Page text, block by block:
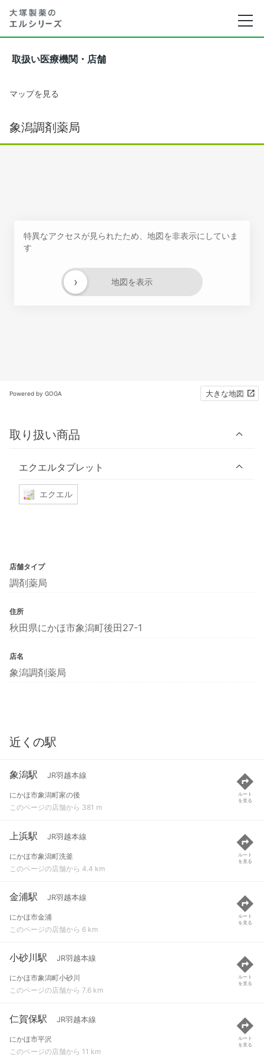
取扱い医療機関・店舗
マップを見る
象潟調剤薬局
特異なアクセスが見られたため、地図を非表示にしていま
す
地図を表示
›
Powered by GOGA 大きな地図
取り扱い商品
エクエルタブレット
エクエル
店舗タイプ
調剤薬局
住所
秋田県にかほ市象潟町後田27-1
店名
象潟調剤薬局
近くの駅
象潟駅 JR羽越本線
にかほ市象潟町家の後
このページの店舗から 381 m
ルート
を見る
上浜駅 JR羽越本線
にかほ市象潟町洗釜
このページの店舗から 4.4 km
ルート
を見る
金浦駅 JR羽越本線
にかほ市金浦
このページの店舗から 6 km
ルート
を見る
小砂川駅 JR羽越本線
にかほ市象潟町小砂川
このページの店舗から 7.6 km
ルート
を見る
仁賀保駅 JR羽越本線
にかほ市平沢
このページの店舗から 11 km
ルート
を見る